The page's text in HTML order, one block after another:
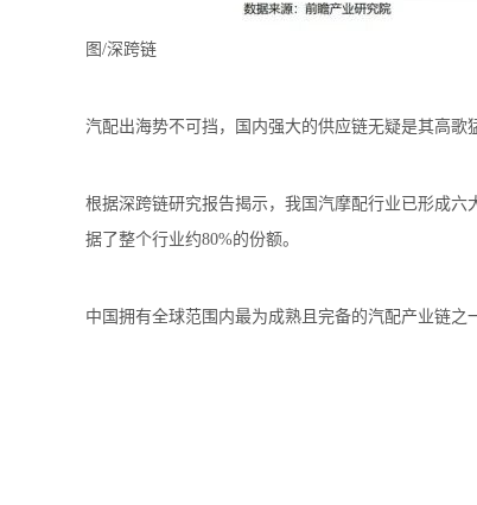
图/深跨链
汽配出海势不可挡，国内强大的供应链无疑是其高歌
根据深跨链研究报告揭示，我国汽摩配行业已形成
据了整个行业约80%的份额。
中国拥有全球范围内最为成熟且完备的汽配产业链之